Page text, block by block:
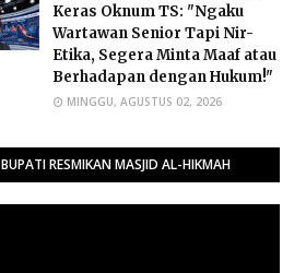
Keras Oknum TS: "Ngaku
Wartawan Senior Tapi Nir-
Etika, Segera Minta Maaf atau
Berhadapan dengan Hukum!"
MINGGU, AGUSTUS 02, 2026
BUPATI RESMIKAN MASJID AL-HIKMAH